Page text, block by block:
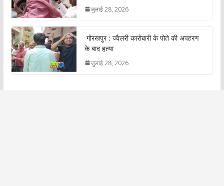
जुलाई 28, 2026
गोरखपुर : ज्वैलरी कारोबारी के पोते की अपहरण
के बाद हत्या
जुलाई 28, 2026